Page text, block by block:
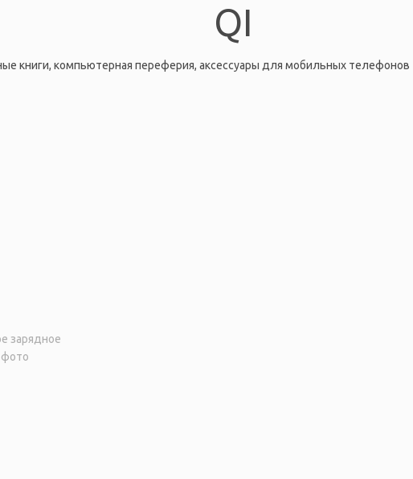
QI
книги, компьютерная переферия, аксессуары для мобильных телефонов